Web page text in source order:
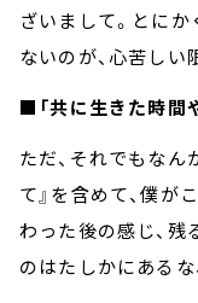
ざいまして。とに
ないのが、心苦しい
■「共に生きた時間
ただ、それでもなん
て』を含めて、僕が
わった後の感じ、残
のはたしかにあるな